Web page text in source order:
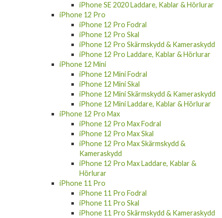
iPhone SE 2020 Laddare, Kablar & Hörlurar
iPhone 12 Pro
iPhone 12 Pro Fodral
iPhone 12 Pro Skal
iPhone 12 Pro Skärmskydd & Kameraskydd
iPhone 12 Pro Laddare, Kablar & Hörlurar
iPhone 12 Mini
iPhone 12 Mini Fodral
iPhone 12 Mini Skal
iPhone 12 Mini Skärmskydd & Kameraskydd
iPhone 12 Mini Laddare, Kablar & Hörlurar
iPhone 12 Pro Max
iPhone 12 Pro Max Fodral
iPhone 12 Pro Max Skal
iPhone 12 Pro Max Skärmskydd &
Kameraskydd
iPhone 12 Pro Max Laddare, Kablar &
Hörlurar
iPhone 11 Pro
iPhone 11 Pro Fodral
iPhone 11 Pro Skal
iPhone 11 Pro Skärmskydd & Kameraskydd